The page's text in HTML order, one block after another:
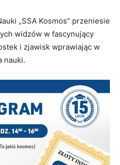
„SSA Kosmos” przeniesie
widzów w fascynujący
i zjawisk wprawiając w
nauki.